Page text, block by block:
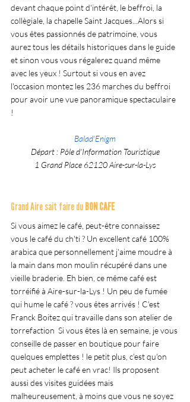
devant chaque point d'intérêt, le beffroi, la
collègiale, la chapelle Saint Jacques...Alors si
vous êtes passionnés de patrimoine, vous
aurez tous les détails historiques dans le guide
et sinon vous vous régalerez quand même
avec les yeux ! Surtout si vous en avez
l'occasion montez les 236 marches du beffroi
pour avoir une vue panoramique spectaculaire
!
Balad'Enigm
Départ : Pôle d'Information Touristique
1 Grand Place 62120 Aire-sur-la-Lys
Grand Aire sait faire du BON CAFE
Si vous aimez le café, peut-être connaissez
vous le café du ch'ti ? Un excellent café 100%
arabica que personnellement j'aime moudre à
la main dans mon moulin récupéré dans une
vieille braderie. Eh bien, ce même café est
torréifié à Aire-sur-la-Lys ! Un peu de fumée
qui hume le café ? vous êtes arrivés ! C'est
Franck Boitez qui travaille dans son atelier de
torrefaction  Si vous êtes là en semaine, je vous
conseille de passer en boutique pour faire
quelques emplettes ! le petit plus, c'est qu'on
peut acheter le café en vrac! Ils proposent
aussi des visites guidées mais
malheureusement, à moins que vous ne soyez